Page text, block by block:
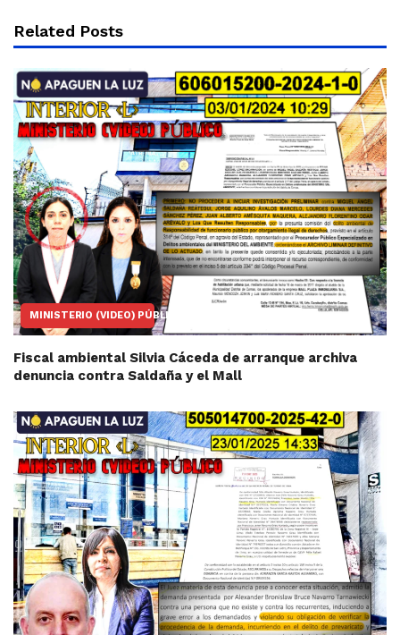
Related Posts
MINISTERIO (VIDEO) PÚBLICO
Fiscal ambiental Silvia Cáceda de arranque archiva
denuncia contra Saldaña y el Mall